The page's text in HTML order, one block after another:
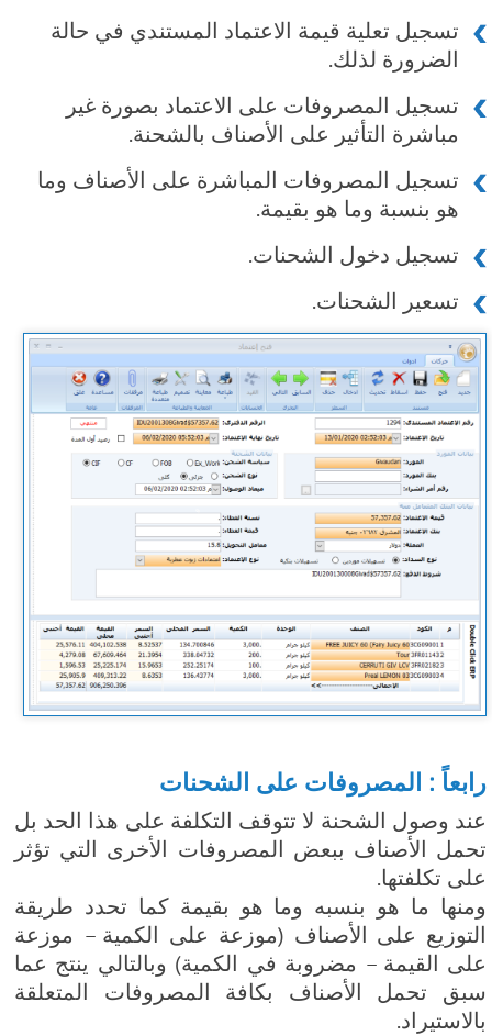
تسجيل تعلية قيمة الاعتماد المستندي في حالة
الضرورة لذلك.
تسجيل المصروفات على الاعتماد بصورة غير
مباشرة التأثير على الأصناف بالشحنة.
تسجيل المصروفات المباشرة على الأصناف وما
هو بنسبة وما هو بقيمة.
تسجيل دخول الشحنات.
تسعير الشحنات.
رابعاً : المصروفات على الشحنات
عند وصول الشحنة لا تتوقف التكلفة على هذا الحد بل
تحمل الأصناف ببعض المصروفات الأخرى التي تؤثر
على تكلفتها.
ومنها ما هو بنسبه وما هو بقيمة كما تحدد طريقة
التوزيع على الأصناف (موزعة على الكمية – موزعة
على القيمة – مضروبة في الكمية) وبالتالي ينتج عما
سبق تحمل الأصناف بكافة المصروفات المتعلقة
بالاستيراد.